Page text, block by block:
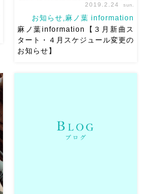
お見逃しなく。 新曲がスター
トするタイミングは、曲の解説
2019.2.24 sun.
お知らせ,麻ノ葉 information
麻ノ葉information【３月新曲ス
タート・４月スケジュール変更の
お知らせ】